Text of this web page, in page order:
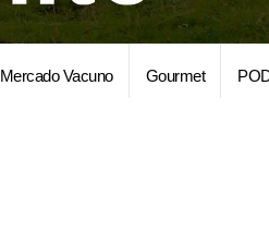
Mercado Vacuno Gourmet